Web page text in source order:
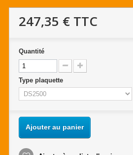
247,35 € TTC
Quantité
Type plaquette
Ajouter au panier